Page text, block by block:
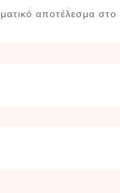
αποτέλεσμα